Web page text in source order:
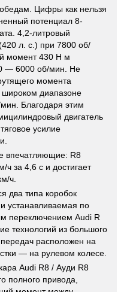
Цифры как нельзя
потенциал 8-
4,2-литровый
л. с.) при 7800 об/
момент 430 Н м
— 6000 об/мин. Не
момента
широком диапазоне
Благодаря этим
двигатель
усилие
впечатляющие: R8
ч за 4,6 с и достигает
ч.
два типа коробок
устанавливаемая по
переключением Audi R
технологий из большого
расположен на
— на рулевом колесе.
Audi R8 / Ауди R8
полного привода,